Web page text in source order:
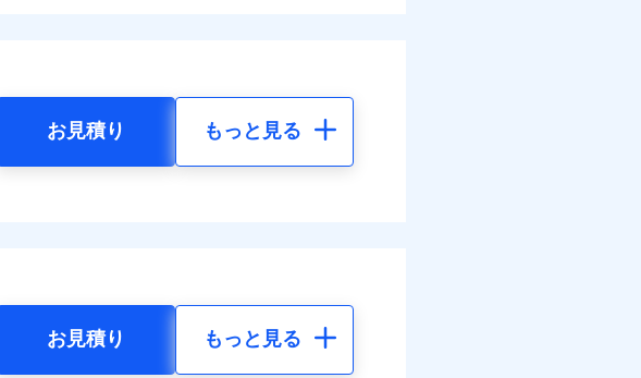
お見積り もっと見る
お見積り もっと見る